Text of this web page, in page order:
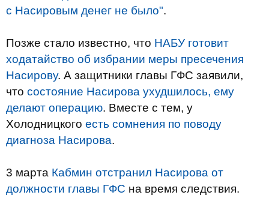
с Насировым денег не было".
Позже стало известно, что НАБУ готовит
ходатайство об избрании меры пресечения
Насирову. А защитники главы ГФС заявили,
что состояние Насирова ухудшилось, ему
делают операцию. Вместе с тем, у
Холодницкого есть сомнения по поводу
диагноза Насирова.
3 марта Кабмин отстранил Насирова от
должности главы ГФС на время следствия.